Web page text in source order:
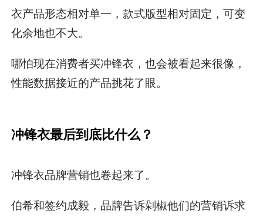
衣产品形态相对单一，款式版型相对固定，可变
化余地也不大。
哪怕现在消费者买冲锋衣，也会被看起来很像，
性能数据接近的产品挑花了眼。
冲锋衣最后到底比什么？
冲锋衣品牌营销也卷起来了。
伯希和签约成毅，品牌告诉剁椒他们的营销诉求